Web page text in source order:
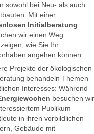
sowohl bei Neu- als auch
Mit einer
Initialberatung
wir einen Weg
wie Sie Ihr
angehen können.
Projekte der ökologischen
behandeln Themen
Interesses: Während
besuchen wir
Publikum
in ihren vorbildlichen
Gebäude mit